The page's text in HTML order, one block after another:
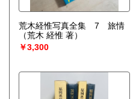
荒木経惟写真全集 7 旅情
（荒木 経惟 著）
￥3,300